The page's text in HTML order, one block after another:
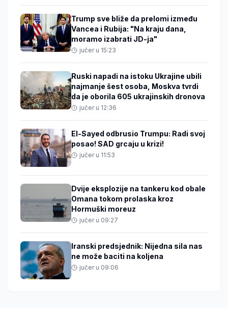
Trump sve bliže da prelomi između
Vancea i Rubija: "Na kraju dana,
moramo izabrati JD-ja"
jučer u 15:23
Ruski napadi na istoku Ukrajine ubili
najmanje šest osoba, Moskva tvrdi
da je oborila 605 ukrajinskih dronova
jučer u 12:36
El-Sayed odbrusio Trumpu: Radi svoj
posao! SAD grcaju u krizi!
jučer u 11:53
Dvije eksplozije na tankeru kod obale
Omana tokom prolaska kroz
Hormuški moreuz
jučer u 09:27
Iranski predsjednik: Nijedna sila nas
ne može baciti na koljena
jučer u 09:06